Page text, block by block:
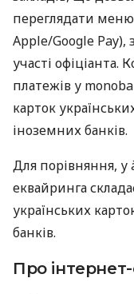
переглядати
Apple/Google Pay),
участі офіціанта.
платежів у
карток
іноземних банків.
Для порівняння, у
еквайринга
українських
банків.
Про